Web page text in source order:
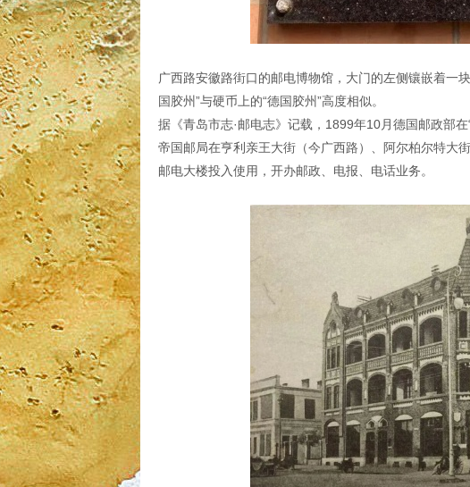
广西路安徽路街口的邮电博物馆，大门的左侧镶嵌着一
国胶州”与硬币上的“德国胶州”高度相似。
据《青岛市志·邮电志》记载，1899年10月德国邮政部
帝国邮局在亨利亲王大街（今广西路）、阿尔柏尔特大
邮电大楼投入使用，开办邮政、电报、电话业务。